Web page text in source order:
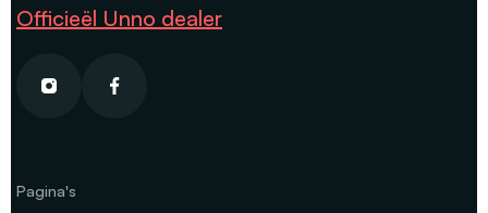
Officieël Unno dealer
Pagina's